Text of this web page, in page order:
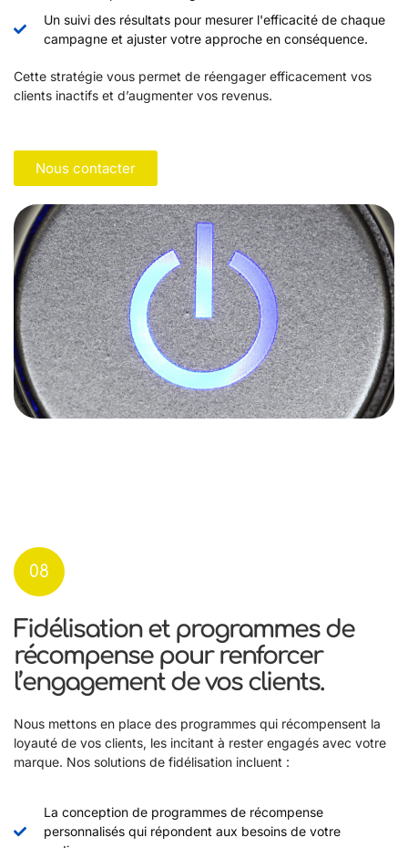
Un suivi des résultats pour mesurer l'efficacité de chaque
campagne et ajuster votre approche en conséquence.
Cette stratégie vous permet de réengager efficacement vos
clients inactifs et d’augmenter vos revenus.
Nous contacter
08
Fidélisation et programmes de
récompense pour renforcer
l’engagement de vos clients.
Nous mettons en place des programmes qui récompensent la
loyauté de vos clients, les incitant à rester engagés avec votre
marque. Nos solutions de fidélisation incluent :
La conception de programmes de récompense
personnalisés qui répondent aux besoins de votre